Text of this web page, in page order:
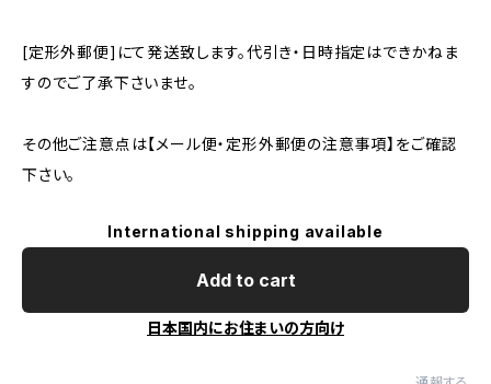
[定形外郵便]にて発送致します。代引き・日時指定はできかねま
すのでご了承下さいませ。
その他ご注意点は【メール便・定形外郵便の注意事項】をご確認
下さい。
International shipping available
Add to cart
日本国内にお住まいの方向け